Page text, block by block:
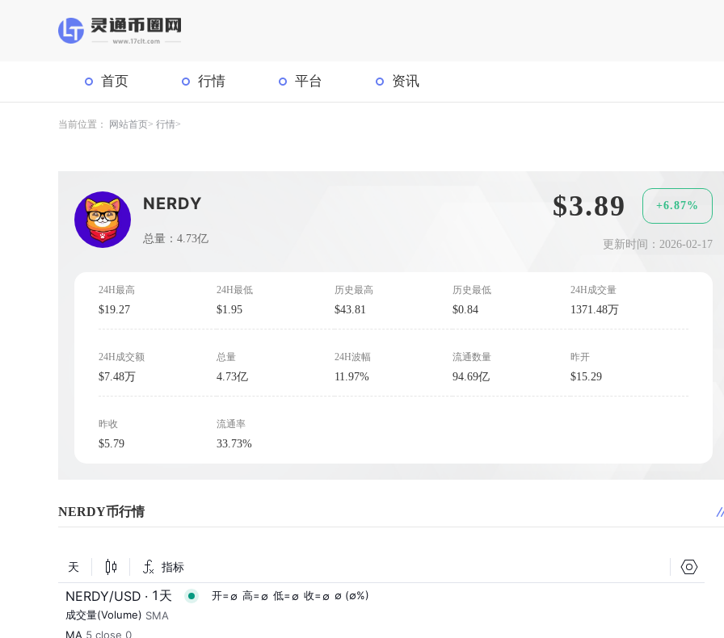
首页 行情 平台 资讯
当前位置： 网站首页 行情
NERDY
总量：4.73亿
$3.89 +6.87%
更新时间：2026-02-17
24H最高
$19.27
24H最低
$1.95
历史最高
$43.81
历史最低
$0.84
24H成交量
1371.48万
24H成交额
$7.48万
总量
4.73亿
24H波幅
11.97%
流通数量
94.69亿
昨开
$15.29
昨收
$5.79
流通率
33.73%
NERDY币行情